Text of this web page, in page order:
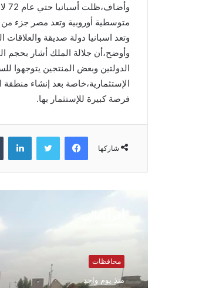
متوسطية أوروبية وتعد مصر جزء من
وتعد اسبانيا دولة صديقة
وأوضح،أن جلالة الملك أشار بحجم
الدولتين وبعض المنتجين يتوجهوا
الإستثمارية،خاصة بعد إنشاء
فرصة كبيرة للإستثمار بها.
شاركها
فيسبوك تويتر
أقرأ التالي
محافظات
منذ يوم واحد